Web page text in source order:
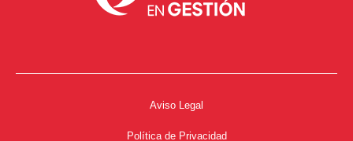
Aviso Legal
Política de Privacidad